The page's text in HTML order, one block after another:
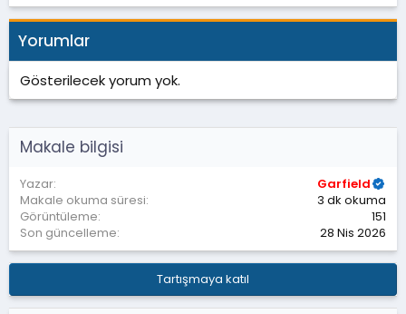
Yorumlar
Gösterilecek yorum yok.
Makale bilgisi
Yazar
Garfield
Makale okuma süresi
3 dk okuma
Görüntüleme
151
Son güncelleme
28 Nis 2026
Tartışmaya katıl